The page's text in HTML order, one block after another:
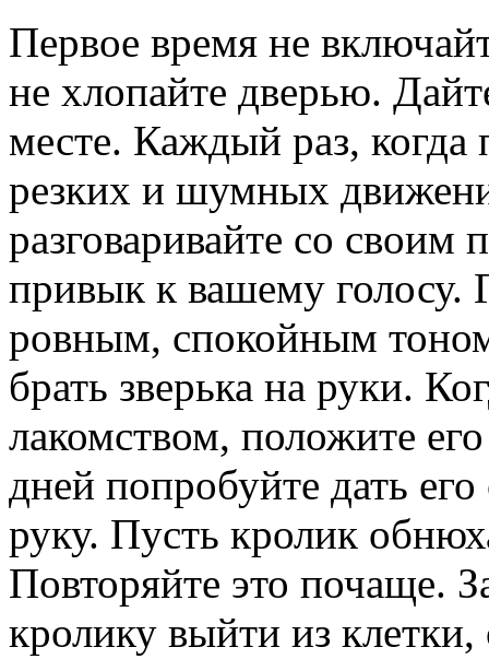
Первое время не
не хлопайте дверью.
месте. Каждый раз, когда
резких и шумных
раз­говаривайте со
привык к вашему голосу.
ровным, спокойным
брать зверька на руки.
лакомством, положите
дней попробуйте дать
руку. Пусть кролик
Повторяйте это почаще.
кролику выйти из